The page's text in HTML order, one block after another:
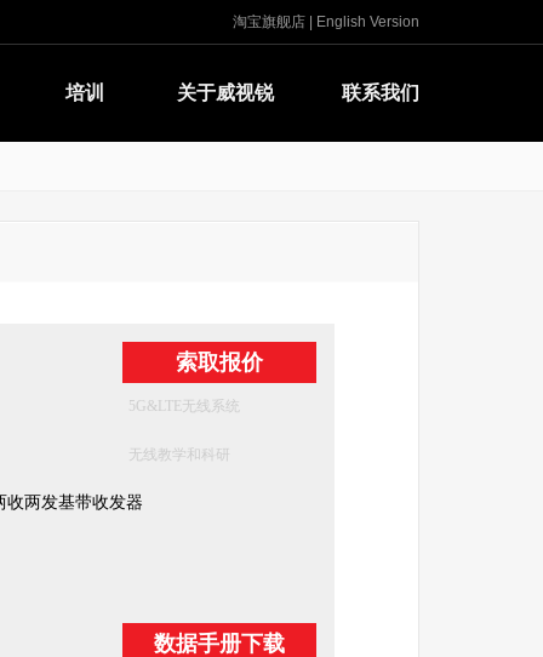
淘宝旗舰店 English Version
联系我们
关于威视锐
培训
索取报价
5G&LTE无线系统
无线教学和科研
两发基带收发器
数据手册下载